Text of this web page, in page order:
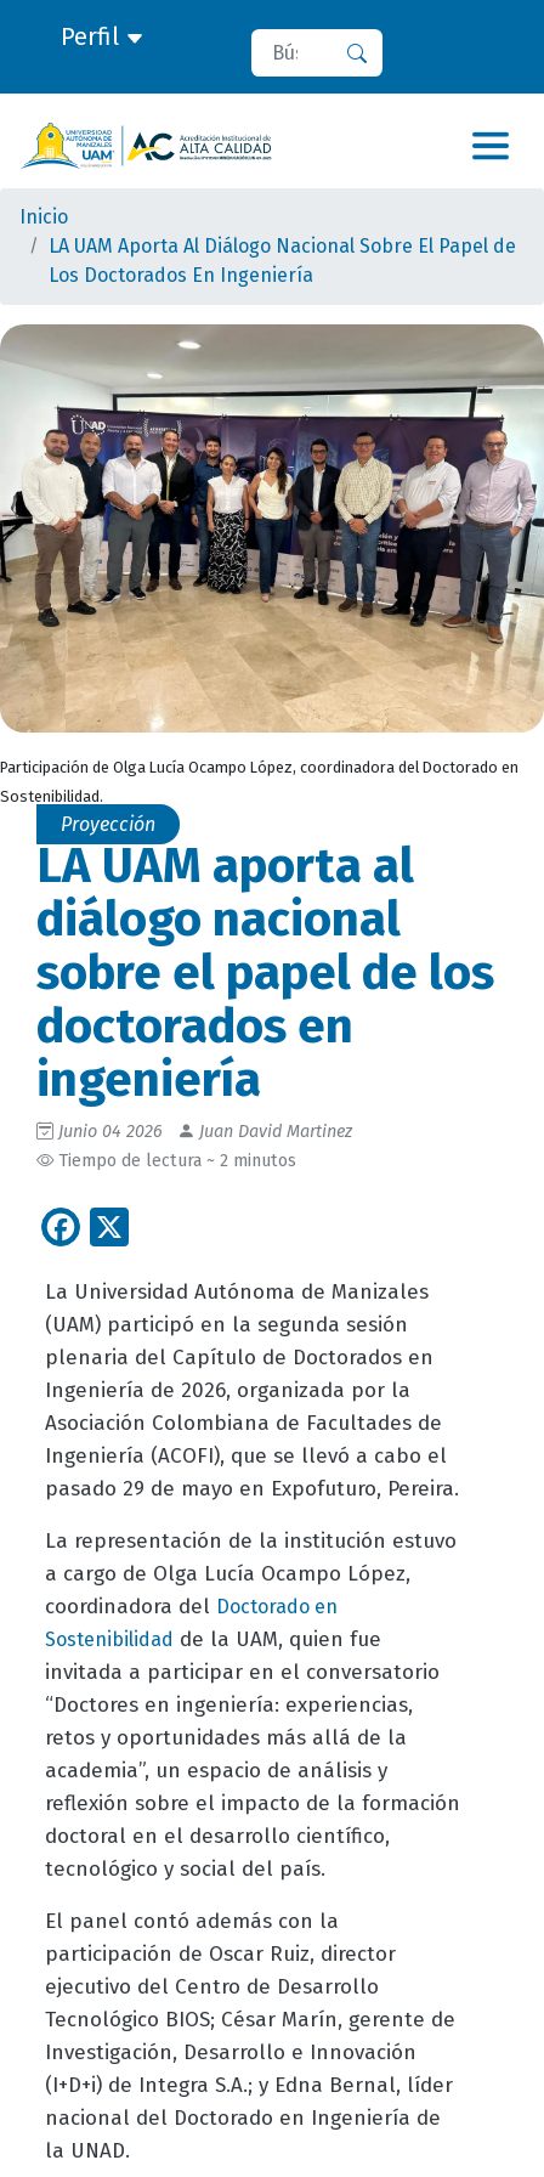
Perfil Buscar
Inicio
LA UAM Aporta Al Diálogo Nacional Sobre El Papel de
Los Doctorados En Ingeniería
Participación de Olga Lucía Ocampo López, coordinadora del Doctorado en
Sostenibilidad.
Proyección
LA UAM aporta al
diálogo nacional
sobre el papel de los
doctorados en
ingeniería
Junio 04 2026
Juan David Martinez
Tiempo de lectura ~ 2 minutos
Facebook
La Universidad Autónoma de Manizales
(UAM) participó en la segunda sesión
plenaria del Capítulo de Doctorados en
Ingeniería de 2026, organizada por la
Asociación Colombiana de Facultades de
Ingeniería (ACOFI), que se llevó a cabo el
pasado 29 de mayo en Expofuturo, Pereira.
La representación de la institución estuvo
a cargo de Olga Lucía Ocampo López,
coordinadora del Doctorado en
Sostenibilidad de la UAM, quien fue
invitada a participar en el conversatorio
“Doctores en ingeniería: experiencias,
retos y oportunidades más allá de la
academia”, un espacio de análisis y
reflexión sobre el impacto de la formación
doctoral en el desarrollo científico,
tecnológico y social del país.
El panel contó además con la
participación de Oscar Ruiz, director
ejecutivo del Centro de Desarrollo
Tecnológico BIOS; César Marín, gerente de
Investigación, Desarrollo e Innovación
(I+D+i) de Integra S.A.; y Edna Bernal, líder
nacional del Doctorado en Ingeniería de
la UNAD.